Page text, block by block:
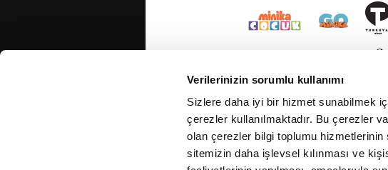
Verilerinizin sorumlu kullanımı
Sizlere daha iyi bir hizmet sunabilmek
çerezler kullanılmaktadır. Bu çerezler
olan çerezler bilgi toplumu hizmetlerinin
sitemizin daha işlevsel kılınması ve